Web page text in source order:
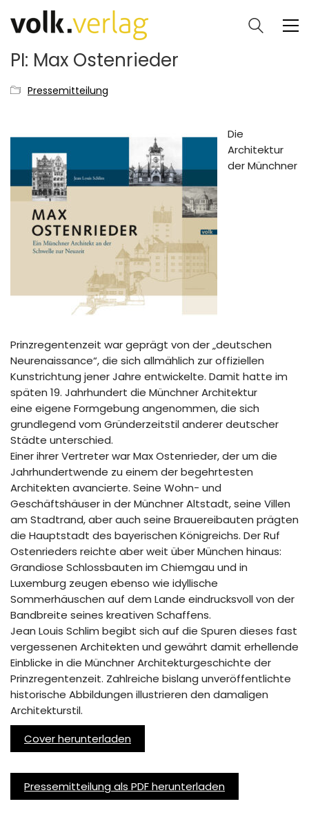
PI: Max Ostenrieder
Pressemitteilung
Die
Architektur
der Münchner
Prinzregentenzeit war geprägt von der „deutschen
Neurenaissance“, die sich allmählich zur offiziellen
Kunstrichtung jener Jahre entwickelte. Damit hatte im
späten 19. Jahrhundert die Münchner Architektur
eine eigene Formgebung angenommen, die sich
grundlegend vom Gründerzeitstil anderer deutscher
Städte unterschied.
Einer ihrer Vertreter war Max Ostenrieder, der um die
Jahrhundertwende zu einem der begehrtesten
Architekten avancierte. Seine Wohn- und
Geschäftshäuser in der Münchner Altstadt, seine Villen
am Stadtrand, aber auch seine Brauereibauten prägten
die Hauptstadt des bayerischen Königreichs. Der Ruf
Ostenrieders reichte aber weit über München hinaus:
Grandiose Schlossbauten im Chiemgau und in
Luxemburg zeugen ebenso wie idyllische
Sommerhäuschen auf dem Lande eindrucksvoll von der
Bandbreite seines kreativen Schaffens.
Jean Louis Schlim begibt sich auf die Spuren dieses fast
vergessenen Architekten und gewährt damit erhellende
Einblicke in die Münchner Architekturgeschichte der
Prinzregentenzeit. Zahlreiche bislang unveröffentlichte
historische Abbildungen illustrieren den damaligen
Architekturstil.
Cover herunterladen
Pressemitteilung als PDF herunterladen